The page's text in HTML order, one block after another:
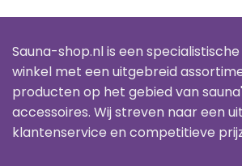
Sauna-shop.nl is een
winkel met een uitgebreid
producten op het gebied van
accessoires. Wij streven naar een
klantenservice en competitieve